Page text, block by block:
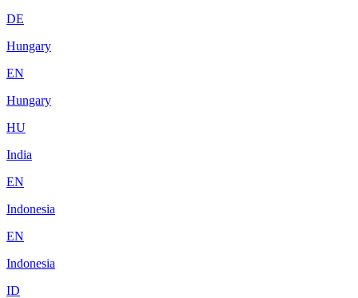
DE
Hungary
EN
Hungary
HU
India
EN
Indonesia
EN
Indonesia
ID